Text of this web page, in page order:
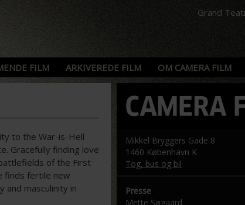
Grand
FILM ARKIVEREDE FILM OM CAMERA FILM
to the War-is-Hell
Gracefully finding love
of the First
finds fertile new
and masculinity in
Mikkel Bryggers Gade 8
1460 København K
Tog, bus og bil
Presse
Mette Søgaard